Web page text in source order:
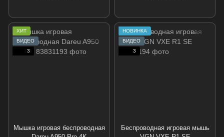
ХИТ
ВИДЕО
3
Мышка игровая беспроводная
НОВИНКА
ВИДЕО
3
Беспроводная игровая мышь